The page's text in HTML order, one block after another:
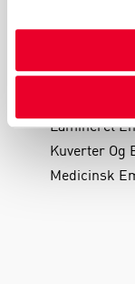
Industri
Lamineret
Kuverter Og
Medicinsk